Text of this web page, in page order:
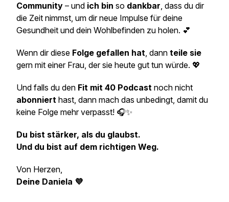
Community – und ich bin so dankbar, dass du dir
die Zeit nimmst, um dir neue Impulse für deine
Gesundheit und dein Wohlbefinden zu holen. 💕
Wenn dir diese Folge gefallen hat, dann teile sie
gern mit einer Frau, der sie heute gut tun würde. 💖
Und falls du den Fit mit 40 Podcast noch nicht
abonniert hast, dann mach das unbedingt, damit du
keine Folge mehr verpasst! 🎧✨
Du bist stärker, als du glaubst.
Und du bist auf dem richtigen Weg.
Von Herzen,
Deine Daniela 💜